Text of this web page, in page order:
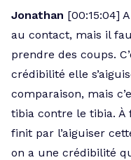
Jonathan [00:15:04]
au contact, mais il
prendre des coups.
crédibilité elle
comparaison, mais
tibia contre le tibia. À
finit par l’aiguiser
on a une crédibilité